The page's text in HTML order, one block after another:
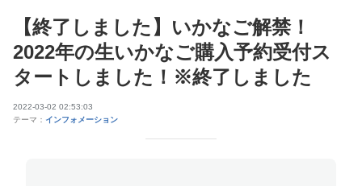
【終了しました】いかなご解禁！
2022年の生いかなご購入予約受付ス
タートしました！※終了しました
2022-03-02 02:53:03
テーマ： インフォメーション